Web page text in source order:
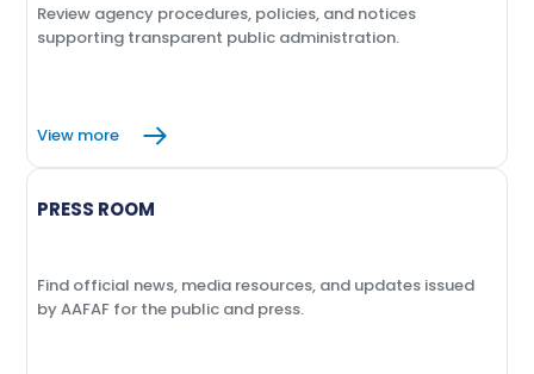
Review agency procedures, policies, and notices
supporting transparent public administration.
View more
PRESS ROOM
Find official news, media resources, and updates issued
by AAFAF for the public and press.